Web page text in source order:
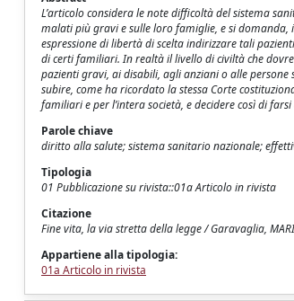
L’articolo considera le note difficoltà del sistema
malati più gravi e sulle loro famiglie, e si
espressione di libertà di scelta indirizzare tali
di certi familiari. In realtà il livello di civiltà che
pazienti gravi, ai disabili, agli anziani o alle
subire, come ha ricordato la stessa Corte
familiari e per l’intera società, e decidere così di
Parole chiave
diritto alla salute; sistema sanitario nazionale;
Tipologia
01 Pubblicazione su rivista::01a Articolo in rivista
Citazione
Fine vita, la via stretta della legge / Garavaglia,
Appartiene alla tipologia:
01a Articolo in rivista